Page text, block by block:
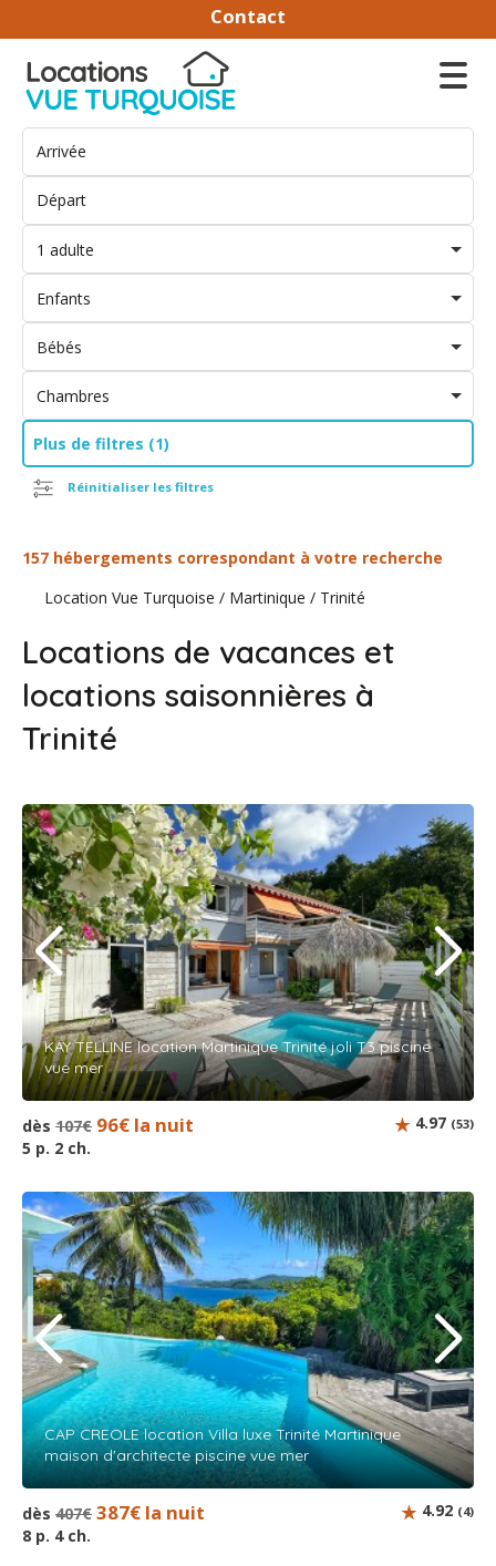
Contact
1 adulte
Enfants
Bébés
Chambres
Plus de filtres (1)
Réinitialiser les filtres
157 hébergements correspondant à votre recherche
Location Vue Turquoise / Martinique / Trinité
Locations de vacances et
locations saisonnières à
Trinité
KAY TELLINE location Martinique Trinité joli T3 piscine
vue mer
dès 107€ 96€ la nuit
5 p. 2 ch.
4.97 (53)
CAP CREOLE location Villa luxe Trinité Martinique
maison d'architecte piscine vue mer
dès 407€ 387€ la nuit
8 p. 4 ch.
4.92 (4)